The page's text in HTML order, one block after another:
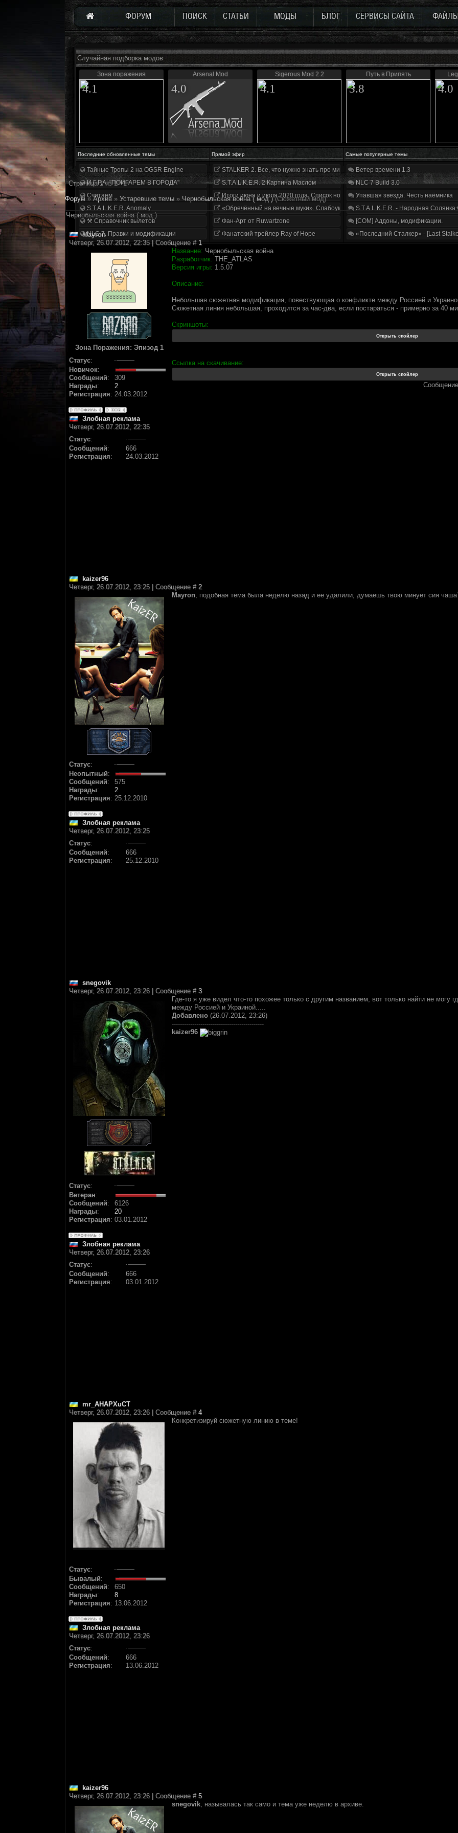
ФОРУМ ПОИСК СТАТЬИ МОДЫ БЛОГ СЕРВИСЫ САЙТА
Случайная подборка модов
Зона поражения
4.1
Arsenal Mod
4.0
Sigerous Mod 2.2
4.1
Путь в Припять
3.8 4.0
Последние обновленные темы Прямой эфир Самые популярные темы
Тайные Тропы 2 на OGSR Engine
И.Г.Р.А. "ПОИГАРЕМ В ГОРОДА"
Считаем
S.T.A.L.K.E.R. Anomaly
⚒ Справочник вылетов
NLC 7. Правки и модификации
STALKER 2. Все, что нужно знать про мир, геймплей и сюжет | Разбор трейлера
S.T.A.L.K.E.R. 2 Картина Маслом
Итоги июня и июля 2020 года. Список нововведений
«Обречённый на вечные муки». Слабоумие и отвага
Фан-Арт от Ruwartzone
Фанатский трейлер Ray of Hope
Ветер времени 1.3
NLC 7 Build 3.0
Упавшая звезда. Честь наёмника
S.T.A.L.K.E.R. - Народная
[COM] Аддоны, модификации.
«Последний Сталкер» - [Last
Страница1из1
1
Форум » Архив » Устаревшие темы » Чернобыльская война ( мод ) (Сюжетный мод)
Чернобыльская война ( мод )
Mayron
Четверг, 26.07.2012, 22:35 | Сообщение #1
Зона Поражения: Эпизод 1
Статус:
Новичок:
Сообщений:
309
Награды:
2
Регистрация: 24.03.2012
Название: Чернобыльская война
Разработчик: THE_ATLAS
Версия игры: 1.5.07
Описание:
Небольшая сюжетная модификация, повествующая о конфликте между Россией и
Сюжетная линия небольшая, проходится за час-два, если постараться - примерно за 40
Скриншоты:
Ссылка на скачивание:
Злобная реклама
Четверг, 26.07.2012, 22:35
Статус:
Сообщений:
666
Регистрация: 24.03.2012
kaizer96
Четверг, 26.07.2012, 23:25 | Сообщение # 2
Статус:
Неопытный:
Сообщений:
575
Награды:
2
Регистрация: 25.12.2010
Mayron, подобная тема была неделю назад и ее удалили, думаешь твою минует сия
Злобная реклама
Четверг, 26.07.2012, 23:25
Статус:
Сообщений:
666
Регистрация: 25.12.2010
snegovik
Четверг, 26.07.2012, 23:26 | Сообщение # 3
Статус:
Ветеран:
Сообщений:
6126
Награды:
20
Регистрация: 03.01.2012
Где-то я уже видел что-то похожее только с другим названием, вот только найти не
между Россией и Украиной.....
Добавлено (26.07.2012, 23:26)
---------------------------------------------
kaizer96
Злобная реклама
Четверг, 26.07.2012, 23:26
Статус:
Сообщений:
666
Регистрация: 03.01.2012
mr_AHAPXuCT
Четверг, 26.07.2012, 23:26 | Сообщение # 4
Статус:
Бывалый:
Сообщений:
650
Награды:
8
Регистрация: 13.06.2012
Конкретизируй сюжетную линию в теме!
Злобная реклама
Четверг, 26.07.2012, 23:26
Статус:
Сообщений:
666
Регистрация: 13.06.2012
kaizer96
Четверг, 26.07.2012, 23:26 | Сообщение # 5
snegovik, называлась так само и тема уже неделю в архиве.